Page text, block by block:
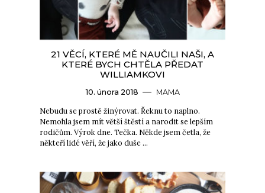
21 VĚCÍ, KTERÉ MĚ NAUČILI NAŠI, A
KTERÉ BYCH CHTĚLA PŘEDAT
WILLIAMKOVI
10. února 2018 MAMA
Nebudu se prostě žinýrovat. Řeknu to naplno.
Nemohla jsem mít větší štěstí a narodit se lepším
rodičům. Výrok dne. Tečka. Někde jsem četla, že
někteří lidé věří, že jako duše …